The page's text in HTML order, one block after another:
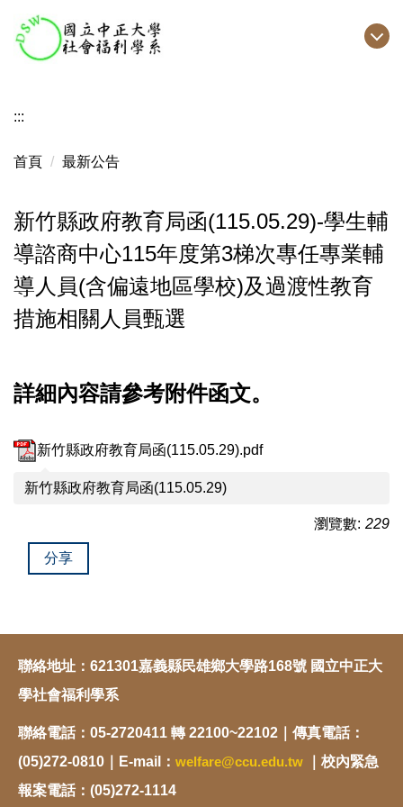
到
主
容
:::
首頁 最新公告
新竹縣政府教育局函(115.05.29)-學生輔
導諮商中心115年度第3梯次專任專業輔
導人員(含偏遠地區學校)及過渡性教育
措施相關人員甄選
詳細內容請參考附件函文。
新竹縣政府教育局函(115.05.29).pdf
新竹縣政府教育局函(115.05.29)
瀏覽數: 229
分享
聯絡地址：621301嘉義縣民雄鄉大學路168號 國立中正大
學社會福利學系
聯絡電話：05-2720411 轉 22100~22102｜傳真電話：
(05)272-0810｜E-mail： welfare@ccu.edu.tw ｜校內緊急
報案電話：(05)272-1114